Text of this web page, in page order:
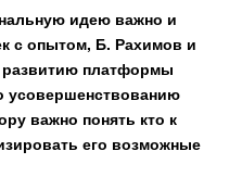
идею важно и
с опытом, Б. Рахимов и
платформы
усовершенствованию
важно понять кто к
его возможные